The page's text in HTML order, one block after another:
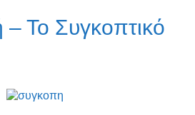
Το Συγκοπτικό